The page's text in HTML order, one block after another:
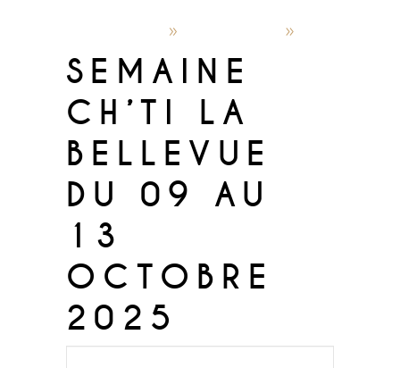
SEMAINE
CH’TI LA
BELLEVUE
DU 09 AU
13
OCTOBRE
2025